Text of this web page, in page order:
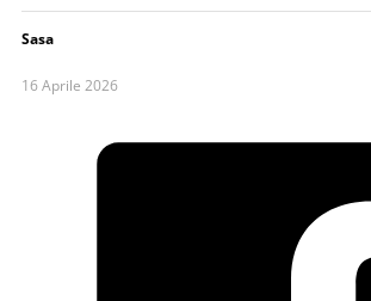
Sasa
16 Aprile 2026